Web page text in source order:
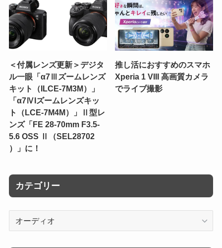
＜付属レンズ更新＞デジタ
ル一眼「α7Ⅲズームレンズ
キット（ILCE-7M3M）」
「α7ⅣIズームレンズキッ
ト（LCE-7M4M）」Ⅱ型レ
ンズ「FE 28-70mm F3.5-
5.6 OSS Ⅱ（SEL28702
）」に！
推し活におすすめのスマホ
Xperia 1 VIII 高画質カメラ
でライブ撮影
カテゴリー